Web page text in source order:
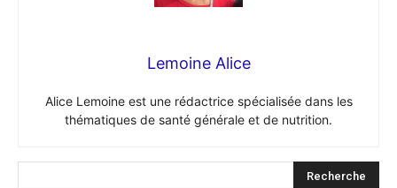
Lemoine Alice
Alice Lemoine est une rédactrice spécialisée dans les
thématiques de santé générale et de nutrition.